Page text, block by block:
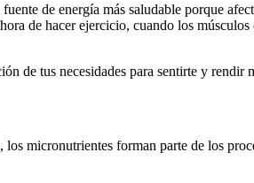
de energía más saludable porque
de hacer ejercicio, cuando los músculos
de tus necesidades para sentirte y rendir
micronutrientes forman parte de los